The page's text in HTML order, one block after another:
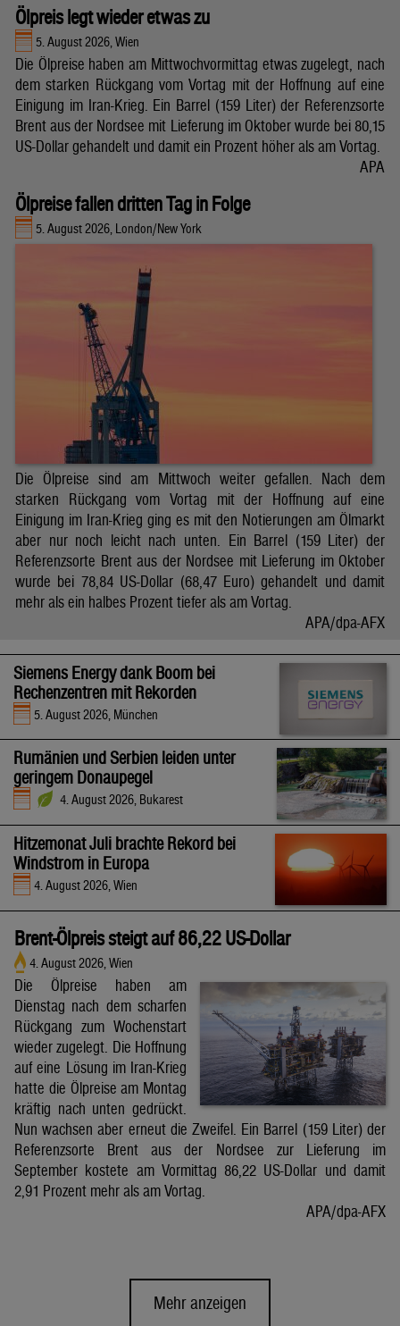
Ölpreis legt wieder etwas zu
5. August 2026, Wien
Die Ölpreise haben am Mittwochvormittag etwas zugelegt, nach
dem starken Rückgang vom Vortag mit der Hoffnung auf eine
Einigung im Iran-Krieg. Ein Barrel (159 Liter) der Referenzsorte
Brent aus der Nordsee mit Lieferung im Oktober wurde bei 80,15
US-Dollar gehandelt und damit ein Prozent höher als am Vortag.
APA
Ölpreise fallen dritten Tag in Folge
5. August 2026, London/New York
Die Ölpreise sind am Mittwoch weiter gefallen. Nach dem
starken Rückgang vom Vortag mit der Hoffnung auf eine
Einigung im Iran-Krieg ging es mit den Notierungen am Ölmarkt
aber nur noch leicht nach unten. Ein Barrel (159 Liter) der
Referenzsorte Brent aus der Nordsee mit Lieferung im Oktober
wurde bei 78,84 US-Dollar (68,47 Euro) gehandelt und damit
mehr als ein halbes Prozent tiefer als am Vortag.
APA/dpa-AFX
Siemens Energy dank Boom bei
Rechenzentren mit Rekorden
5. August 2026, München
Rumänien und Serbien leiden unter
geringem Donaupegel
4. August 2026, Bukarest
Hitzemonat Juli brachte Rekord bei
Windstrom in Europa
4. August 2026, Wien
Brent-Ölpreis steigt auf 86,22 US-Dollar
4. August 2026, Wien
Die Ölpreise haben am
Dienstag nach dem scharfen
Rückgang zum Wochenstart
wieder zugelegt. Die Hoffnung
auf eine Lösung im Iran-Krieg
hatte die Ölpreise am Montag
kräftig nach unten gedrückt.
Nun wachsen aber erneut die Zweifel. Ein Barrel (159 Liter) der
Referenzsorte Brent aus der Nordsee zur Lieferung im
September kostete am Vormittag 86,22 US-Dollar und damit
2,91 Prozent mehr als am Vortag.
APA/dpa-AFX
Mehr anzeigen